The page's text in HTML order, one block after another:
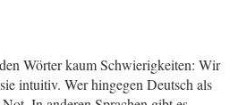
Wörter kaum Schwierigkeiten: Wir
intuitiv. Wer hingegen Deutsch als